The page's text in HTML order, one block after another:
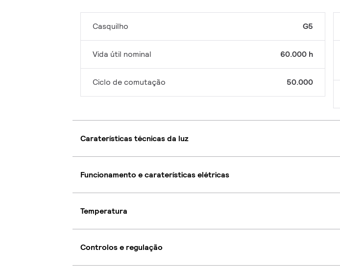
Casquilho G5
Vida útil nominal 60.000 h
Ciclo de comutação 50.000
Caraterísticas técnicas da luz
Funcionamento e caraterísticas elétricas
Temperatura
Controlos e regulação